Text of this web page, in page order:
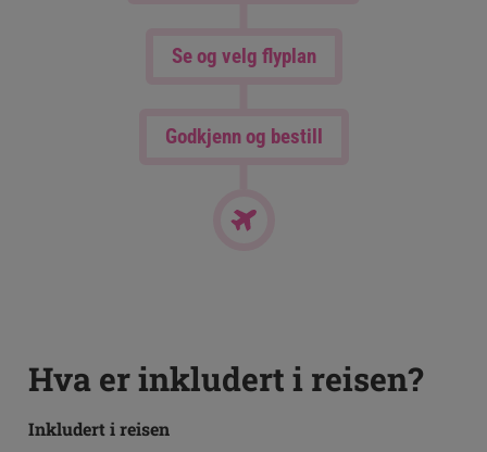
Se og velg flyplan
Godkjenn og bestill
Hva er inkludert i reisen?
Inkludert i reisen